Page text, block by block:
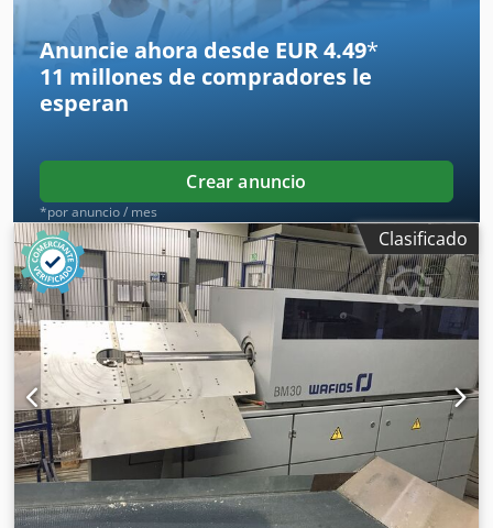
270 mm Producción: hasta 350/min
Anuncie ahora desde EUR 4.49*
11 millones de compradores le
esperan
Crear anuncio
*por anuncio / mes
Clasificado